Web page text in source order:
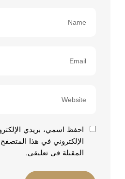
احفظ اسمي، بريدي
الإلكتروني في هذا
المقبلة في تعليقي.